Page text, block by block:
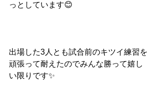
っとしています😊
出場した3人とも試合前のキツイ練習を
頑張って耐えたのでみんな勝って嬉し
い限りです✨